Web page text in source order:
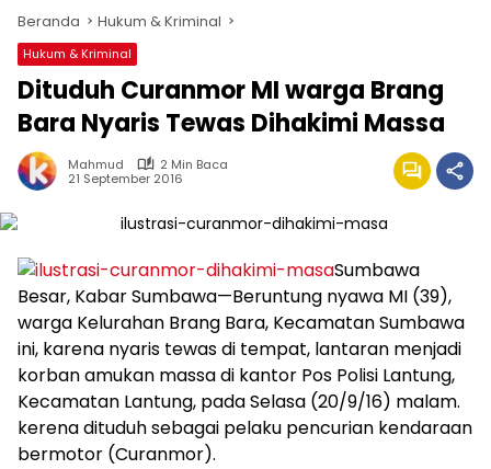
Beranda Hukum & Kriminal
Hukum & Kriminal
Dituduh Curanmor MI warga Brang
Bara Nyaris Tewas Dihakimi Massa
Mahmud
2 Min Baca
21 September 2016
Sumbawa
Besar, Kabar Sumbawa—Beruntung nyawa MI (39),
warga Kelurahan Brang Bara, Kecamatan Sumbawa
ini, karena nyaris tewas di tempat, lantaran menjadi
korban amukan massa di kantor Pos Polisi Lantung,
Kecamatan Lantung, pada Selasa (20/9/16) malam.
kerena dituduh sebagai pelaku pencurian kendaraan
bermotor (Curanmor).